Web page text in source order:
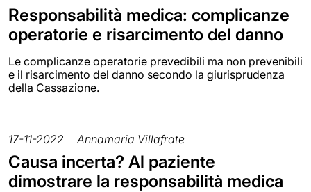
Responsabilità medica: complicanze
operatorie e risarcimento del danno
Le complicanze operatorie prevedibili ma non prevenibili
e il risarcimento del danno secondo la giurisprudenza
della Cassazione.
17-11-2022 Annamaria Villafrate
Causa incerta? Al paziente
dimostrare la responsabilità medica